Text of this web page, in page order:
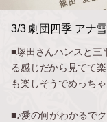
3/3 劇団四季 アナ
■塚田さんハンスと三
る感じだから見てて
も楽しそうでめっちゃ
■♪愛の何がわかるで